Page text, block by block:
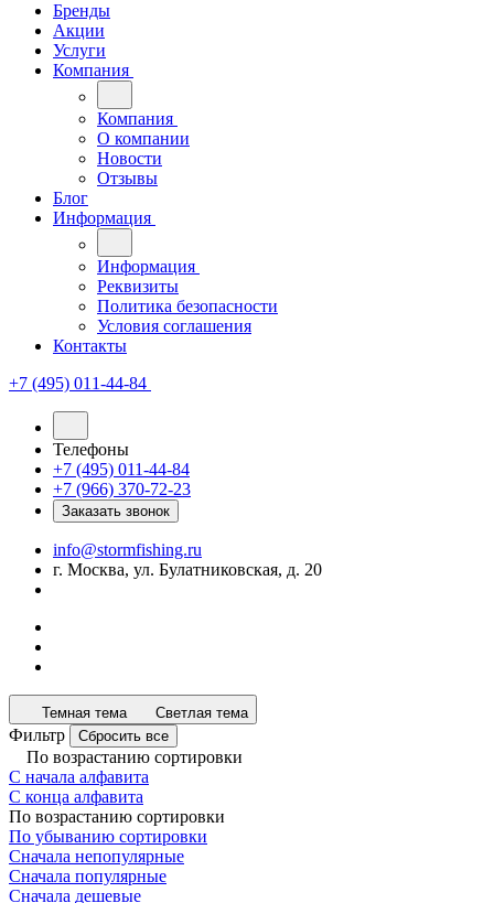
Бренды
Акции
Услуги
Компания
Компания
О компании
Новости
Отзывы
Блог
Информация
Информация
Реквизиты
Политика безопасности
Условия соглашения
Контакты
+7 (495) 011-44-84
Телефоны
+7 (495) 011-44-84
+7 (966) 370-72-23
Заказать звонок
info@stormfishing.ru
г. Москва, ул. Булатниковская, д. 20
Темная тема Светлая тема
Фильтр Сбросить все
По возрастанию сортировки
С начала алфавита
С конца алфавита
По возрастанию сортировки
По убыванию сортировки
Сначала непопулярные
Сначала популярные
Сначала дешевые